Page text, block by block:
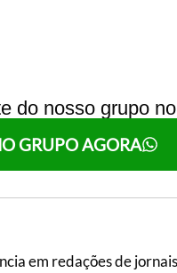
do nosso grupo
GRUPO AGORA
em redações de